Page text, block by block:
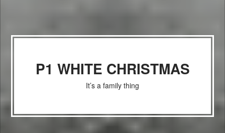
P1 WHITE CHRISTMAS
It’s a family thing